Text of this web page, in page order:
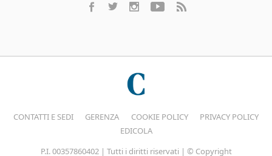
CONTATTI E SEDI GERENZA COOKIE POLICY
PRIVACY POLICY
EDICOLA
P.I. 00357860402 | Tutti i diritti riservati | © Copyright